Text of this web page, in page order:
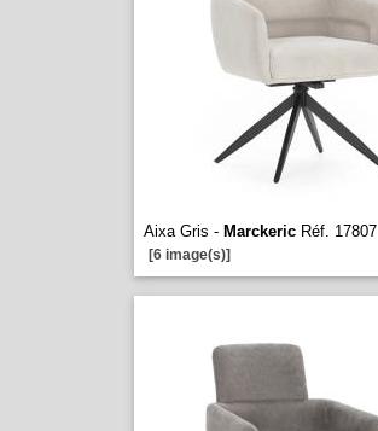
Aixa Gris - MarckericRéf. 17807
[6 image(s)]